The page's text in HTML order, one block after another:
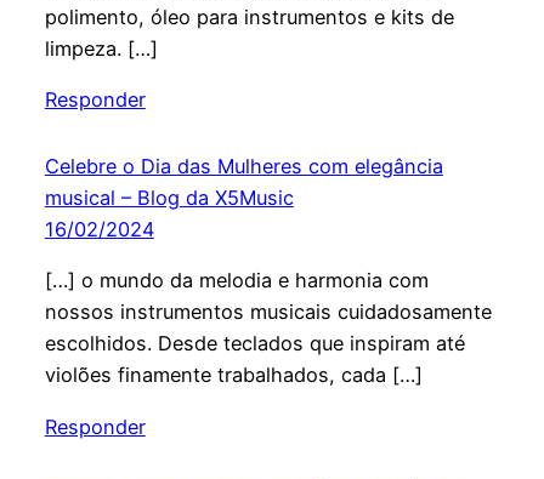
polimento, óleo para instrumentos e kits de
limpeza. […]
Responder
Celebre o Dia das Mulheres com elegância
musical – Blog da X5Music
16/02/2024
[…] o mundo da melodia e harmonia com
nossos instrumentos musicais cuidadosamente
escolhidos. Desde teclados que inspiram até
violões finamente trabalhados, cada […]
Responder